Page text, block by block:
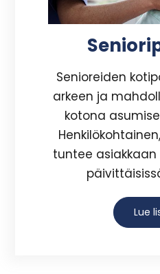
Senioreiden
arkeen ja
kotona
tuntee
Lue